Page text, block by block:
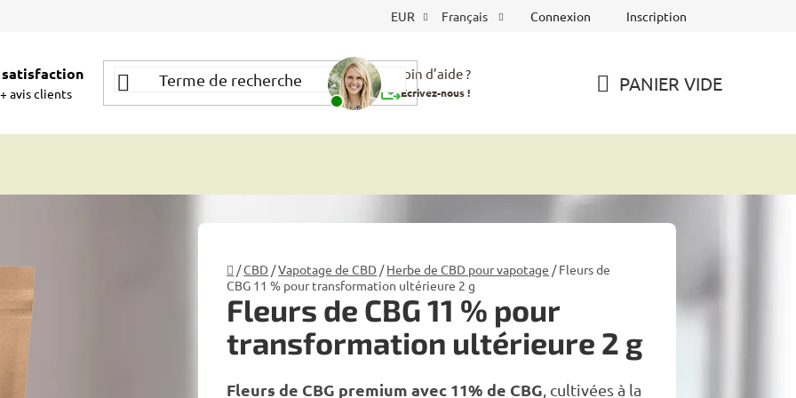
EUR Français Connexion Inscription
satisfaction
avis clients
Besoin d’aide ?
Écrivez-nous ! PANIER VIDE
Accueil
/CBD /Vapotage de CBD / Herbe de CBD pour vapotage / Fleurs de
CBG 11 % pour transformation ultérieure 2 g
Fleurs de CBG 11 % pour
transformation ultérieure 2 g
Fleurs de CBG premium avec 11% de CBG , cultivées à la